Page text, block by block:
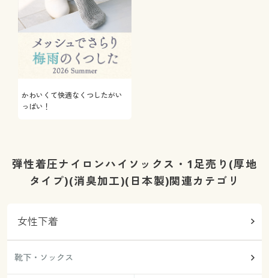
かわいくて快適なくつしたがい
っぱい！
弾性着圧ナイロンハイソックス・1足売り(厚地
タイプ)(消臭加工)(日本製)関連カテゴリ
女性下着
靴下・ソックス